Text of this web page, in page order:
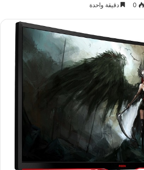
0 دقيقة واحدة